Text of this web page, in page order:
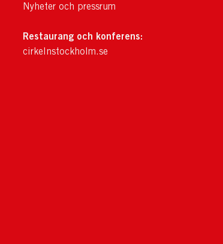
Nyheter och pressrum
Restaurang och konferens:
cirkelnstockholm.se